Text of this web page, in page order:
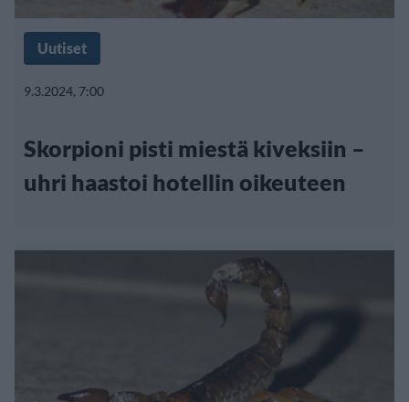
Uutiset
9.3.2024, 7:00
Skorpioni pisti miestä kiveksiin –
uhri haastoi hotellin oikeuteen